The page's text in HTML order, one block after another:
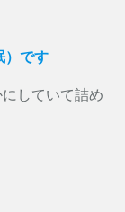
）です
していて詰め